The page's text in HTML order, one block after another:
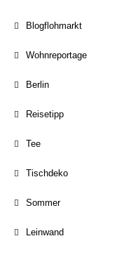
Blogflohmarkt
Wohnreportage
Berlin
Reisetipp
Tee
Tischdeko
Sommer
Leinwand